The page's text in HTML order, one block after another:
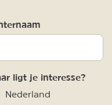
ligt je interesse?
Nederland